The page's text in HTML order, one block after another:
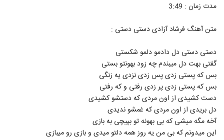
مدت زمان : 3:49
متن آهنگ فرشاد آزادی دستی دستی :
دستی دستی دل دادمو دلمو شکستی
گفتی بهت دل میبندم چه زود بهونتو بستی
بس که پستی زدی پس زدی نزدی یه زنگی
بس که پستی زدی پر زدی رفتی و که رفتی
دست کشیدی از اون مردی که دستشو کشیدی
دل بریدی از اون مردی که غمشو ندیدی
آخه مگه میشی که بی بهونه تو بپیچی به بازی
این میدونم که بی من یه روز همه دلتو میدی و بازی رو میبازی